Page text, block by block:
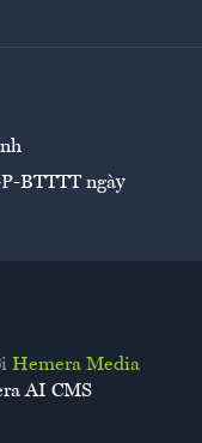
BTTTT ngày
Hemera Media
AI CMS